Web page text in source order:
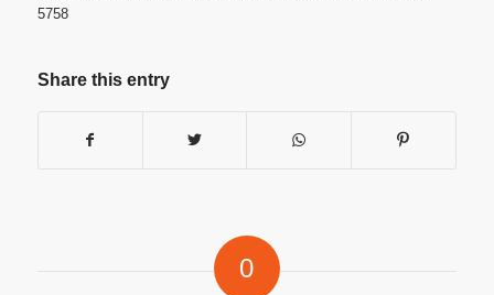
5758
Share this entry
0